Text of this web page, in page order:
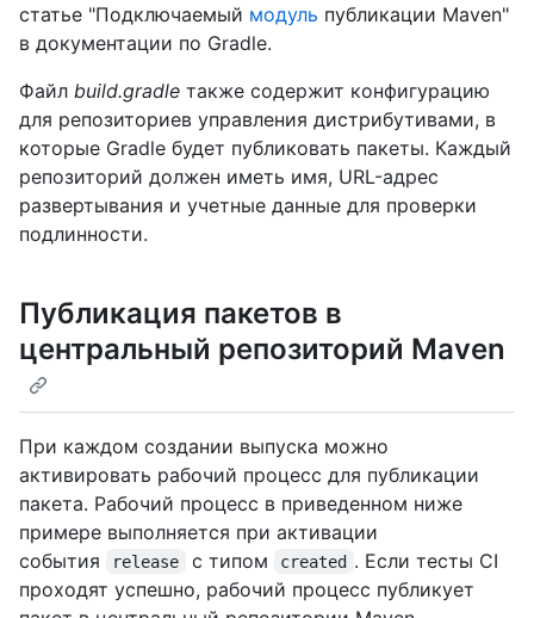
статье "Подключаемый модуль публикации Maven"
в документации по Gradle.
Файл build.gradle также содержит конфигурацию
для репозиториев управления дистрибутивами, в
которые Gradle будет публиковать пакеты. Каждый
репозиторий должен иметь имя, URL-адрес
развертывания и учетные данные для проверки
подлинности.
Публикация пакетов в
центральный репозиторий Maven
При каждом создании выпуска можно
активировать рабочий процесс для публикации
пакета. Рабочий процесс в приведенном ниже
примере выполняется при активации
события
release с типом created . Если тесты CI
проходят успешно, рабочий процесс публикует